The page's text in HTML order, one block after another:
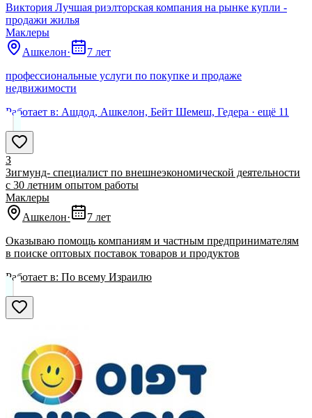
Виктория Лучшая риэлторская компания на рынке купли -
продажи жилья
Маклеры
Ашкелон·
7 лет
профессиональные услуги по покупке и продаже
недвижимости
Работает в: Ашдод, Ашкелон, Бейт Шемеш, Гедера · ещё 11
З
Зигмунд- специалист по внешнеэкономической деятельности
с 30 летним опытом работы
Маклеры
Ашкелон·
7 лет
Оказываю помощь компаниям и частным предпринимателям
в поиске оптовых поставок товаров и продуктов
Работает в: По всему Израилю